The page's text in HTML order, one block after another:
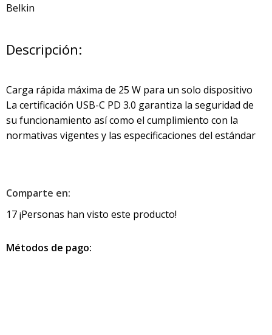
Belkin
Descripción:
Carga rápida máxima de 25 W para un solo dispositivo
La certificación USB-C PD 3.0 garantiza la seguridad de
su funcionamiento así como el cumplimiento con la
normativas vigentes y las especificaciones del estándar
Comparte en:
17¡Personas han visto este producto!
Métodos de pago: